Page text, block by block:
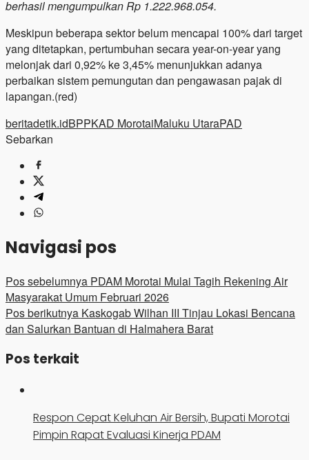
berhasil mengumpulkan Rp 1.222.968.054.
Meskipun beberapa sektor belum mencapai 100% dari target
yang ditetapkan, pertumbuhan secara year-on-year yang
melonjak dari 0,92% ke 3,45% menunjukkan adanya
perbaikan sistem pemungutan dan pengawasan pajak di
lapangan.(red)
beritadetik.idBPPKAD MorotaiMaluku UtaraPAD
Sebarkan
Navigasi pos
Pos sebelumnya PDAM Morotai Mulai Tagih Rekening Air
Masyarakat Umum Februari 2026
Pos berikutnya Kaskogab Wilhan III Tinjau Lokasi Bencana
dan Salurkan Bantuan di Halmahera Barat
Pos terkait
Respon Cepat Keluhan Air Bersih, Bupati Morotai
Pimpin Rapat Evaluasi Kinerja PDAM